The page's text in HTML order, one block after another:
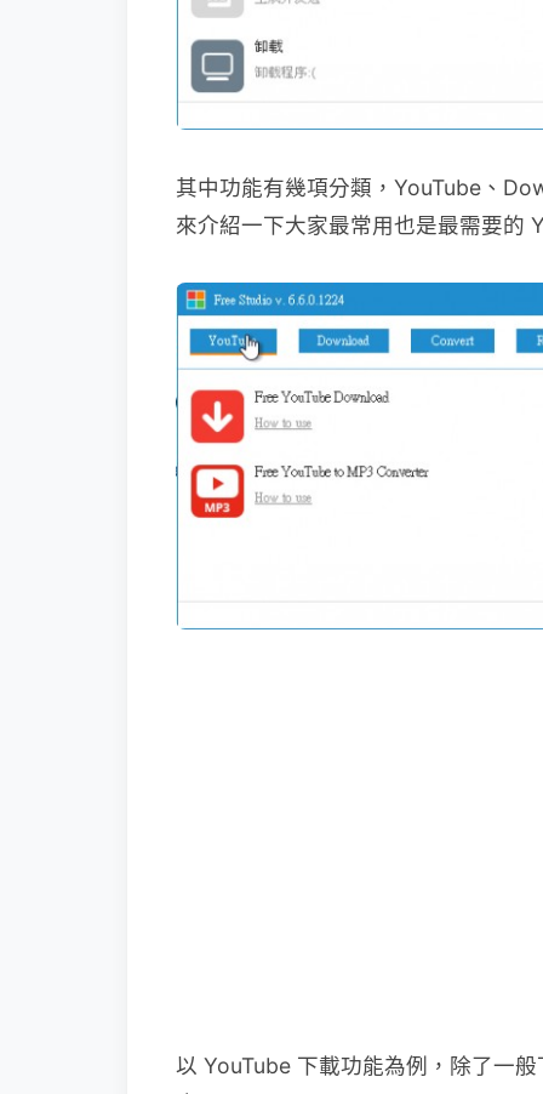
其中功能有幾項分類，YouTube、
來介紹一下大家最常用也是最需要的
以 YouTube 下載功能為例，除了一